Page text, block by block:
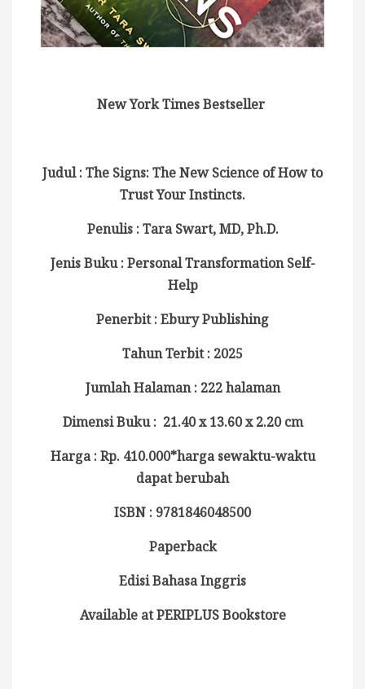
New York Times Bestseller
Judul : The Signs: The New Science of How to
Trust Your Instincts.
Penulis : Tara Swart, MD, Ph.D.
Jenis Buku : Personal Transformation Self-
Help
Penerbit : Ebury Publishing
Tahun Terbit : 2025
Jumlah Halaman : 222 halaman
Dimensi Buku : 21.40 x 13.60 x 2.20 cm
Harga : Rp. 410.000*harga sewaktu-waktu
dapat berubah
ISBN : 9781846048500
Paperback
Edisi Bahasa Inggris
Available at PERIPLUS Bookstore